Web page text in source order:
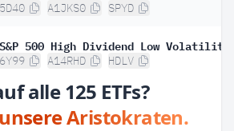
A1JKS0 SPYD
A14RHD HDLV
alle 125 ETFs?
Aristokraten.